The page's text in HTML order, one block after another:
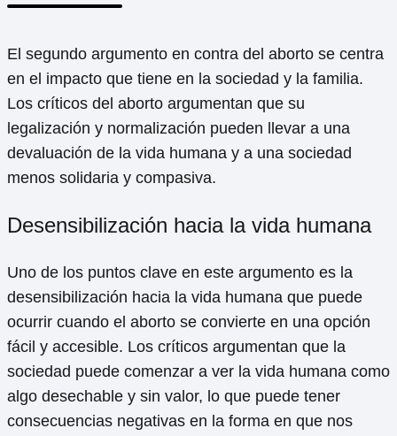
El segundo argumento en contra del aborto se centra
en el impacto que tiene en la sociedad y la familia.
Los críticos del aborto argumentan que su
legalización y normalización pueden llevar a una
devaluación de la vida humana y a una sociedad
menos solidaria y compasiva.
Desensibilización hacia la vida humana
Uno de los puntos clave en este argumento es la
desensibilización hacia la vida humana que puede
ocurrir cuando el aborto se convierte en una opción
fácil y accesible. Los críticos argumentan que la
sociedad puede comenzar a ver la vida humana como
algo desechable y sin valor, lo que puede tener
consecuencias negativas en la forma en que nos